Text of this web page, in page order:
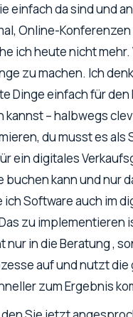
da sind und
Online-Konferenzen
ich heute nicht
zu machen. Ich
Dinge einfach für
kannst – halbwegs
du musst es
ein digitales
kann und nur
Software auch im
zu
nur in die Beratung ,
auf und nutzt die
zum Ergebnis